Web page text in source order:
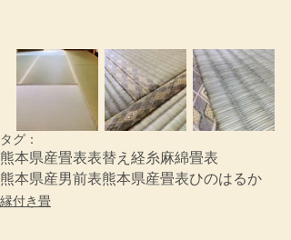
タグ：
熊本県産畳表表替え 経糸麻綿畳表
熊本県産男前表熊本県産畳表ひのはるか
縁付き畳